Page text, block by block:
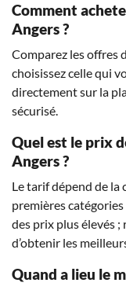
Comment
Angers ?
Comparez les offres
choisissez celle qui
directement sur la
sécurisé.
Quel est le prix
Angers ?
Le tarif dépend de la
premières
des prix plus élevés
d’obtenir les
Quand a lieu le